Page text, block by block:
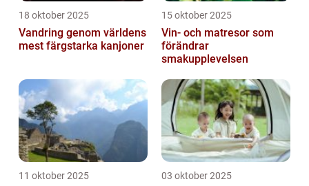
18 oktober 2025
Vandring genom världens
mest färgstarka kanjoner
15 oktober 2025
Vin- och matresor som
förändrar
smakupplevelsen
11 oktober 2025 03 oktober 2025